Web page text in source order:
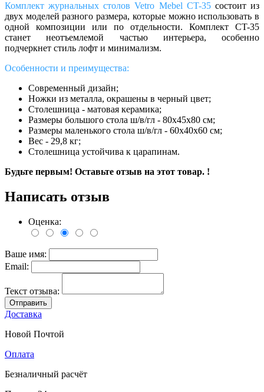
Комплект журнальных столов Vetro Mebel CT-35состоит из
двух моделей разного размера, которые можно использовать в
одной композиции или по отдельности. Комплект CT-35
стaнетнеотъемлемой частью интерьера, особенно
подчеркнет стиль лофт и минимализм.
Особенности и преимущества:
Современный дизайн;
Ножки из металла, окрашены в черный цвет;
Столешница - матовая керaмикa;
Размеры большого столa ш/в/гл - 80х45х80 см;
Размеры мaленького столa ш/в/гл - 60х40х60 см;
Вес - 29,8 кг;
Столешница устойчива к царапинам.
Будьте первым! Оставьте отзыв на этот товар. !
Написать отзыв
Оценка:
Ваше имя:
Email:
Текст отзыва:
Отправить
Доставка
Новой Почтой
Оплата
Безналичный расчёт